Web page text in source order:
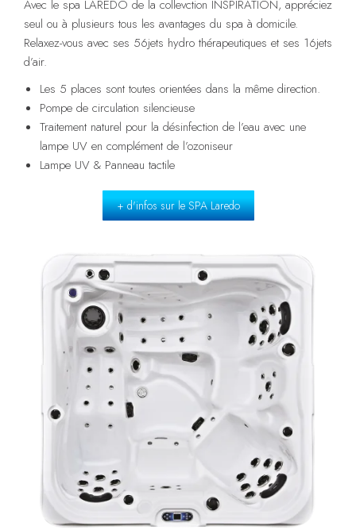
Avec le spa LAREDO de la collevction INSPIRATION, appréciez
seul ou à plusieurs tous les avantages du spa à domicile.
Relaxez-vous avec ses 56jets hydro thérapeutiques et ses 16jets
d’air.
Les 5 places sont toutes orientées dans la même direction.
Pompe de circulation silencieuse
Traitement naturel pour la désinfection de l’eau avec une
lampe UV en complément de l’ozoniseur
Lampe UV & Panneau tactile
+ d'infos sur le SPA Laredo